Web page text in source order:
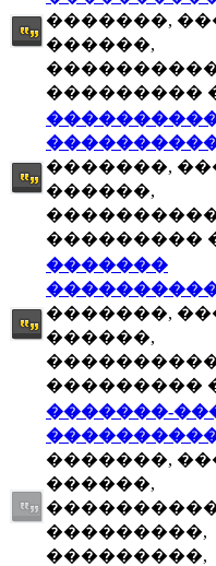
�������,
������,
���������
�������,
������,
���������
�������
�������,
������,
���������
�������-
�������,
������,
���������,
���������,